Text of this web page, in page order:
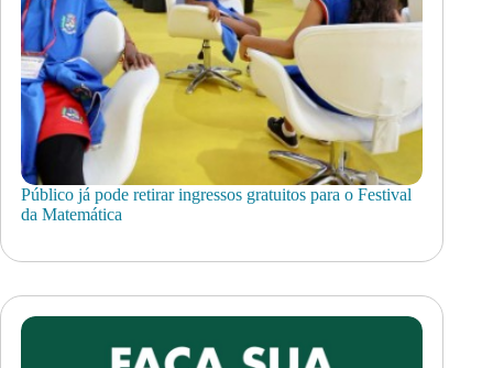
Público já pode retirar ingressos gratuitos para o Festival
da Matemática